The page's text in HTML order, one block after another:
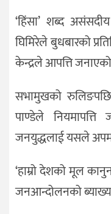
‘हिंसा’ शब्द
घिमिरेले बुधबारको
केन्द्रले आपत्ति
सभामुखको
पाण्डेले
जनयुद्धलाई यसले
‘हाम्रो देशको मूल
जनआन्दोलनको